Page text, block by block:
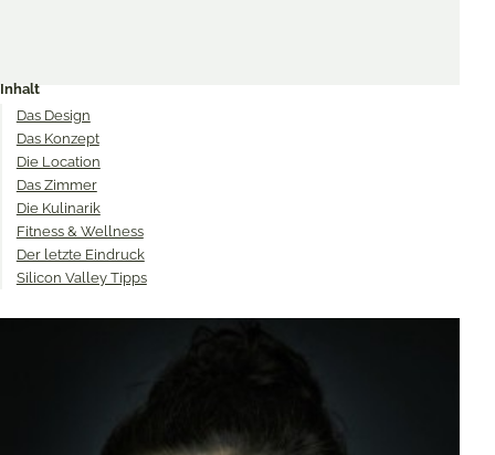
Twitter
Inhalt
Das Design
Das Konzept
Die Location
Das Zimmer
Die Kulinarik
Fitness & Wellness
Der letzte Eindruck
Silicon Valley Tipps